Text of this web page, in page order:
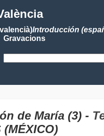
Introducción
Gravacions
de María (3) -
(MÉXICO)